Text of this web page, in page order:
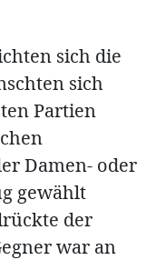
sich die
sich
Partien
Damen- oder
gewählt
der
war an